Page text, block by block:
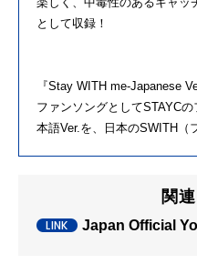
として収録！
『Stay WITH me-Japanese
ファンソングとしてSTAYC
本語Ver.を、日本のSWITH（
関
Japan Official